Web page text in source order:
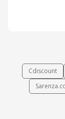
Cdiscount